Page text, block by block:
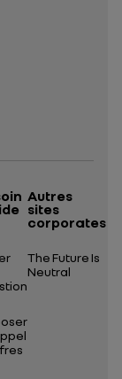
Autres
sites
corporates
The Future Is
Neutral